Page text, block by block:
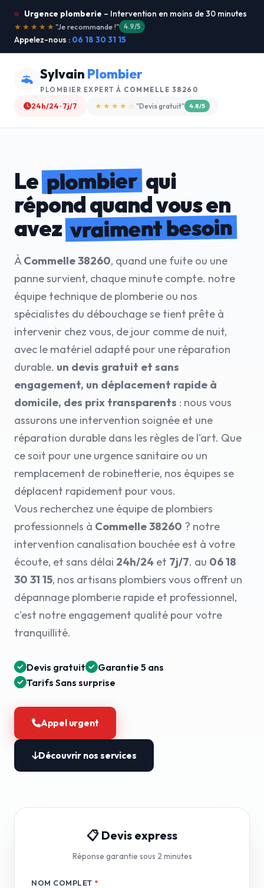
Urgence plomberie – Intervention en moins de 30 minutes
★★★★★"Service ultra rapide !" 5.0/5
Appelez-nous : 06 18 30 31 15
Sylvain Plombier
PLOMBIER EXPERT À COMMELLE 38260
24h/24 · 7j/7 ★★★★☆ "Devis gratuit" 4.8/5
Leplombierqui
répond quand vous en
avezvraiment besoin
ÀCommelle 38260, quand une fuite ou une
panne survient, chaque minute compte. notre
équipe technique de plomberie ou nos
spécialistes du débouchage se tient prête à
intervenir chez vous, de jour comme de nuit,
avec le matériel adapté pour une réparation
durable. un devis gratuit et sans
engagement, un déplacement rapide à
domicile, des prix transparents : nous vous
assurons une intervention soignée et une
réparation durable dans les règles de l'art. Que
ce soit pour une urgence sanitaire ou un
remplacement de robinetterie, nos équipes se
déplacent rapidement pour vous.
Vous recherchez une équipe de plombiers
professionnels à Commelle 38260 ? notre
intervention canalisation bouchée est à votre
écoute, et sans délai 24h/24 et 7j/7. au 06 18
30 31 15, nos artisans plombiers vous offrent un
dépannage plomberie rapide et professionnel,
c'est notre engagement qualité pour votre
tranquillité.
Devis gratuit
Garantie 5 ans
Tarifs Sans surprise
Appel urgent
Découvrir nos services
📋 Devis express
Réponse garantie sous 2 minutes
NOM COMPLET *